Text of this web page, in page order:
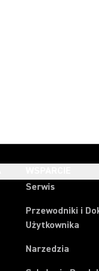
Serwis
Przewodniki i
Użytkownika
Narzedzia